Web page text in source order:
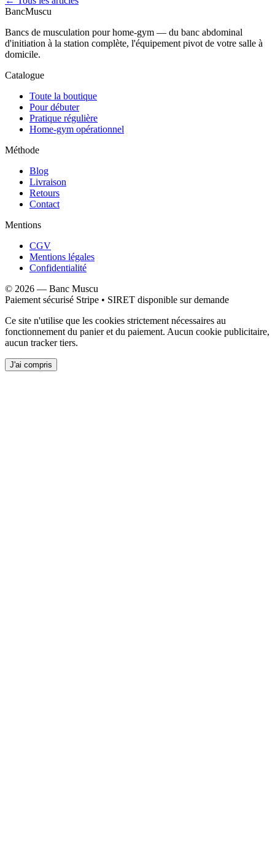
BancMuscu
Bancs de musculation pour home-gym — du banc abdominal
d'initiation à la station complète, l'équipement pivot de votre salle à
domicile.
Catalogue
Toute la boutique
Pour débuter
Pratique régulière
Home-gym opérationnel
Méthode
Blog
Livraison
Retours
Contact
Mentions
CGV
Mentions légales
Confidentialité
© 2026 — Banc Muscu
Paiement sécurisé Stripe • SIRET disponible sur demande
Ce site n'utilise que les cookies strictement nécessaires au
fonctionnement du panier et du paiement. Aucun cookie publicitaire,
aucun tracker tiers.
J'ai compris